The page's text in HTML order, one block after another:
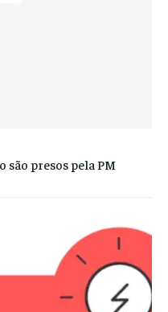
são presos pela PM